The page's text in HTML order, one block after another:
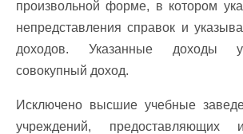
произвольной форме, в котором
непредставления справок и
доходов. Указанные доходы
совокупный доход.
Исключено высшие учебные
учреждений,